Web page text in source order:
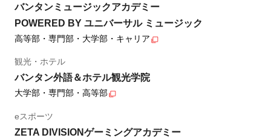
バンタンミュージックアカデミー
POWERED BY ユニバーサル ミュージック
高等部・専門部・大学部・キャリア
観光・ホテル
バンタン外語＆ホテル観光学院
大学部・専門部・高等部
eスポーツ
ZETA DIVISIONゲーミングアカデミー